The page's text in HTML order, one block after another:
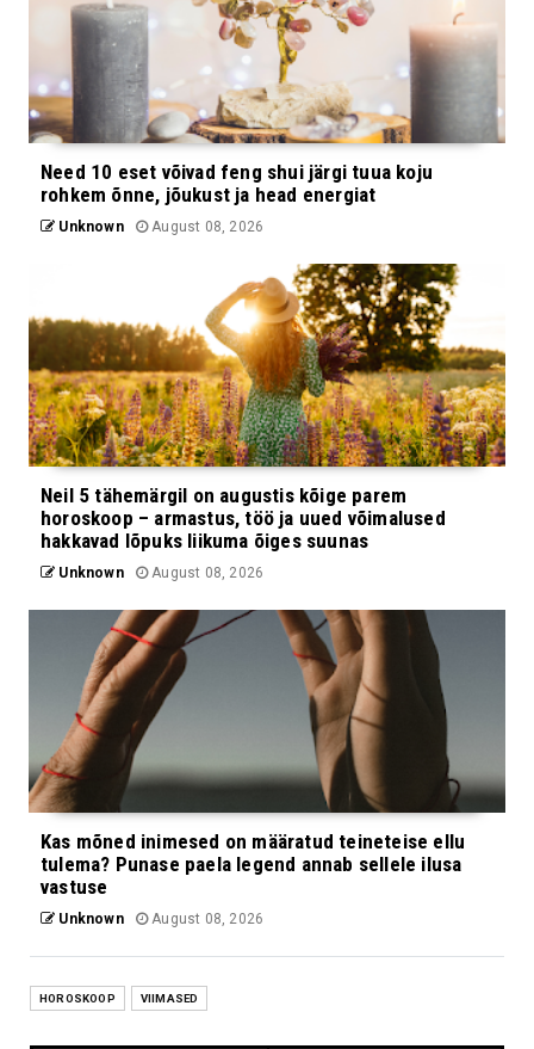
Need 10 eset võivad feng shui järgi tuua koju
rohkem õnne, jõukust ja head energiat
Unknown August 08, 2026
Neil 5 tähemärgil on augustis kõige parem
horoskoop – armastus, töö ja uued võimalused
hakkavad lõpuks liikuma õiges suunas
Unknown August 08, 2026
Kas mõned inimesed on määratud teineteise ellu
tulema? Punase paela legend annab sellele ilusa
vastuse
Unknown August 08, 2026
HOROSKOOP VIIMASED